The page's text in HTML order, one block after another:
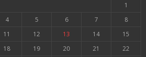
1
4 5 6 7
8
11 12 13 14
15
18 19 20 21
22